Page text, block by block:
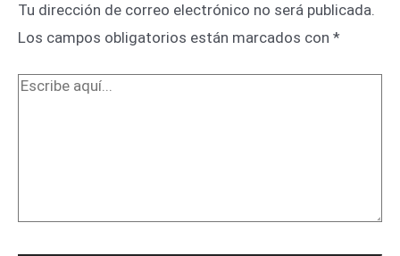
Tu dirección de correo electrónico no será publicada.
Los campos obligatorios están marcados con *
Escribe